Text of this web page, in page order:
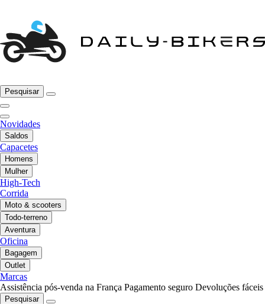
Pesquisar
Novidades
Saldos
Capacetes
Homens
Mulher
High-Tech
Corrida
Moto & scooters
Todo-terreno
Aventura
Oficina
Bagagem
Outlet
Marcas
Assistência pós-venda na França Pagamento seguro Devoluções fáceis
Pesquisar